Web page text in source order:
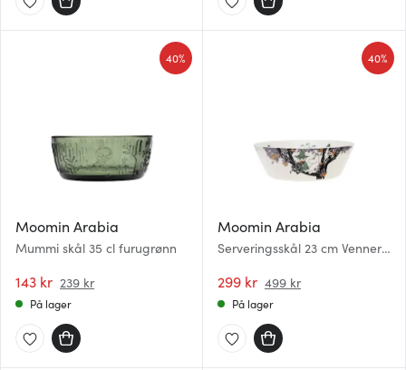
Moomin Arabia
Mummi skål 35 cl furugrønn
143 kr 239 kr
40%
På lager
Moomin Arabia
Serveringsskål 23 cm Venner
299 kr 499 kr
40%
På lager